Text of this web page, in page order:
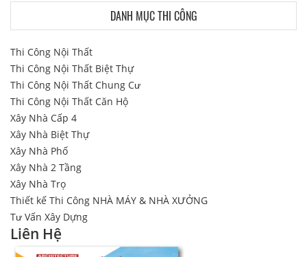
DANH MỤC THI CÔNG
Thi Công Nội Thất
Thi Công Nội Thất Biệt Thự
Thi Công Nội Thất Chung Cư
Thi Công Nội Thất Căn Hộ
Xây Nhà Cấp 4
Xây Nhà Biệt Thự
Xây Nhà Phố
Xây Nhà 2 Tầng
Xây Nhà Trọ
Thiết kế Thi Công NHÀ MÁY & NHÀ XƯỞNG
Tư Vấn Xây Dựng
Liên Hệ